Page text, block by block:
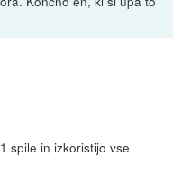
spile in izkoristijo vse